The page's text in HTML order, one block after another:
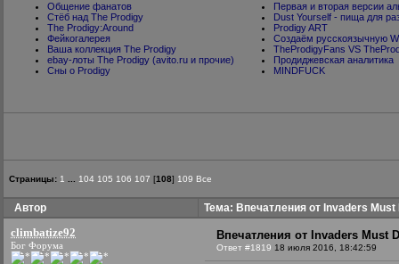
Общение фанатов
Стёб над The Prodigy
The Prodigy:Around
Фейкогалерея
Ваша коллекция The Prodigy
ebay-лоты The Prodigy (avito.ru и прочие)
Cны о Prodigy
Первая и вторая версии
Dust Yourself - пища для
Prodigy ART
Создаём русскоязычную
TheProdigyFans VS
Продиджевская аналитика
MINDFUCK
Страницы: 1 104 105 106 107 [108] 109 Все
Автор Тема: Впечатления от Invaders Must
climbatize92
Бог Форума
Впечатления от Invaders Must
Ответ #1819 18 июля 2016, 18:42:59